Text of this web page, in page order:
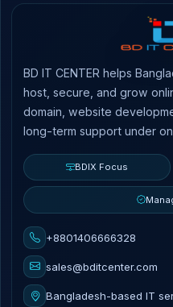
BD IT CENTER helps
host, secure, and grow
domain, website
long-term support under
BDIX Focus
+8801406666328
sales@bditcenter.com
Bangladesh-based IT